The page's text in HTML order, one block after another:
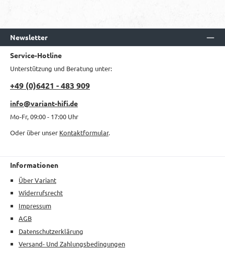
Newsletter
Service-Hotline
Unterstützung und Beratung unter:
+49 (0)6421 - 483 909
info@variant-hifi.de
Mo-Fr, 09:00 - 17:00 Uhr
Oder über unser Kontaktformular.
Informationen
Über Variant
Widerrufsrecht
Impressum
AGB
Datenschutzerklärung
Versand- Und Zahlungsbedingungen